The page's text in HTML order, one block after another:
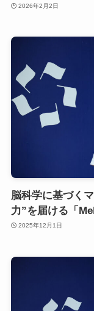
2026年2月2日
脳科学に基づく
力”を届ける「
2025年12月1日